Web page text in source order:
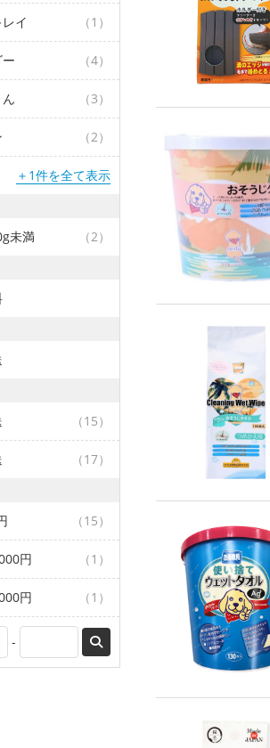
イ （1）
（4）
（3）
（2）
＋1件を全て表示
未満 （2）
（15）
（17）
（15）
円 （1）
円 （1）
-